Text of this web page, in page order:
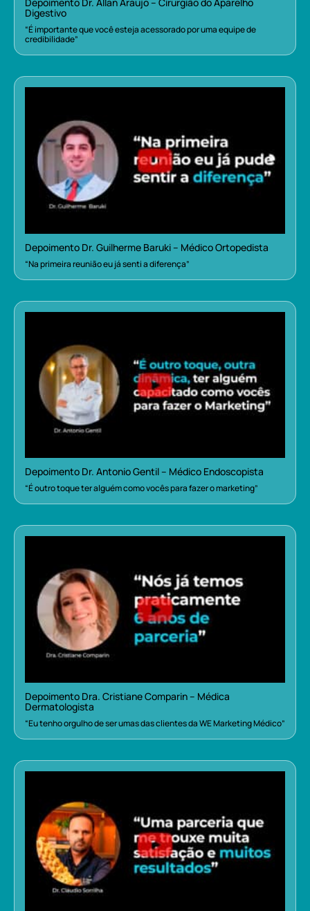
Digestivo
“É importante que você esteja acessorado por uma equipe de
credibilidade”
Depoimento Dr. Guilherme Baruki – Médico Ortopedista
“Na primeira reunião eu já senti a diferença”
Depoimento Dr. Antonio Gentil – Médico Endoscopista
“É outro toque ter alguém como vocês para fazer o marketing”
Depoimento Dra. Cristiane Comparin – Médica
Dermatologista
“Eu tenho orgulho de ser umas das clientes da WE Marketing Médico”